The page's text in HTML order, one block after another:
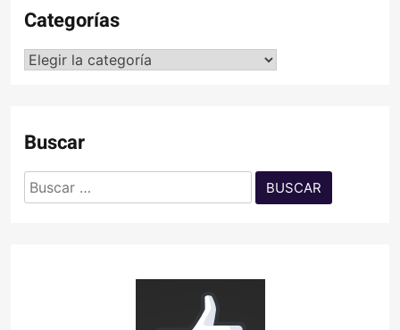
Categorías
Categorías
Buscar
Buscar: